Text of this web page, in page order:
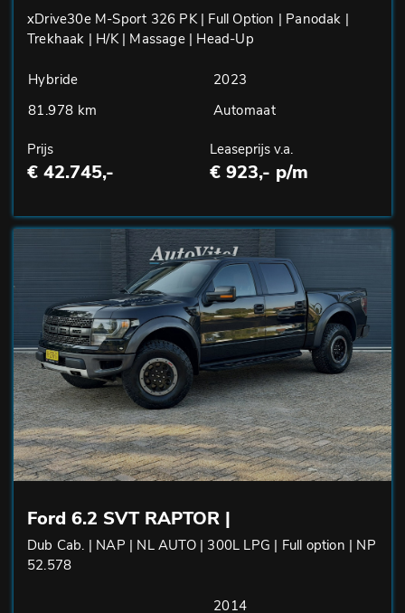
xDrive30e M-Sport 326 PK | Full Option | Panodak |
Trekhaak | H/K | Massage | Head-Up
Hybride
2023
81.978 km
Automaat
Prijs
€ 42.745,-
Leaseprijs v.a.
€ 923,- p/m
Ford 6.2 SVT RAPTOR |
Dub Cab. | NAP | NL AUTO | 300L LPG | Full option | NP
52.578
2014